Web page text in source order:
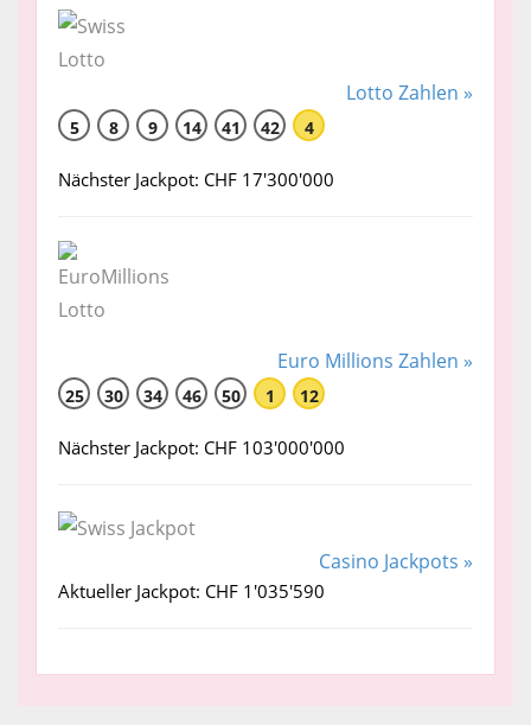
Lotto Zahlen »
5 8 9 14 41 42 4
Nächster Jackpot: CHF 17'300'000
Euro Millions Zahlen »
25 30 34 46 50 1 12
Nächster Jackpot: CHF 103'000'000
Casino Jackpots »
Aktueller Jackpot: CHF 1'035'590